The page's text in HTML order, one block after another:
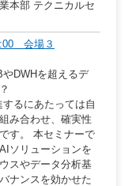
本部 テクニカルセ
会場３
DWHを超えるデ
るにあたっては自
み合わせ、確実性
す。 本セミナーで
ソリューションを
スやデータ分析基
ナンスを効かせた